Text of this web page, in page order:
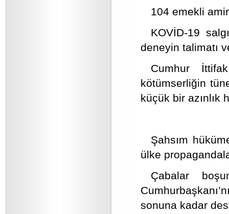
104 emekli
KOVİD-19
deneyin talimatı
Cumhur
kötümserliğin
küçük bir azınlık
Şahsım
ülke
Çabalar
sonuna kadar